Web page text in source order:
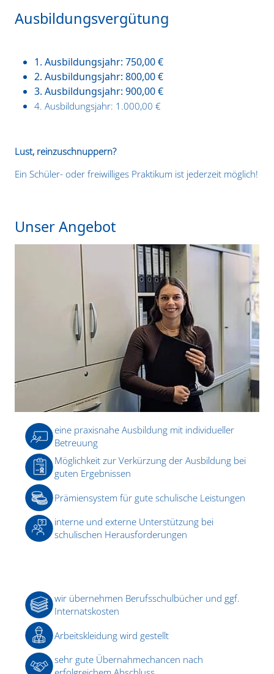
Ausbildungsvergütung
1. Ausbildungsjahr: 750,00 €
2. Ausbildungsjahr: 800,00 €
3. Ausbildungsjahr: 900,00 €
4. Ausbildungsjahr: 1.000,00 €
Lust, reinzuschnuppern?
Ein Schüler- oder freiwilliges Praktikum ist jederzeit möglich!
Unser Angebot
eine praxisnahe Ausbildung mit individueller
Betreuung
Möglichkeit zur Verkürzung der Ausbildung bei
guten Ergebnissen
Prämiensystem für gute schulische Leistungen
interne und externe Unterstützung bei
schulischen Herausforderungen
wir übernehmen Berufsschulbücher und ggf.
Internatskosten
Arbeitskleidung wird gestellt
sehr gute Übernahmechancen nach